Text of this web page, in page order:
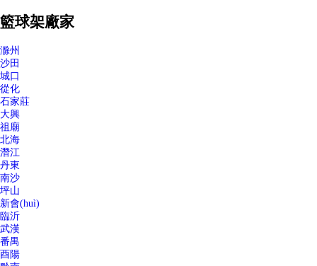
籃球架廠家
滁州
沙田
城口
從化
石家莊
大興
祖廟
北海
潛江
丹東
南沙
坪山
新會(huì)
臨沂
武漢
番禺
酉陽